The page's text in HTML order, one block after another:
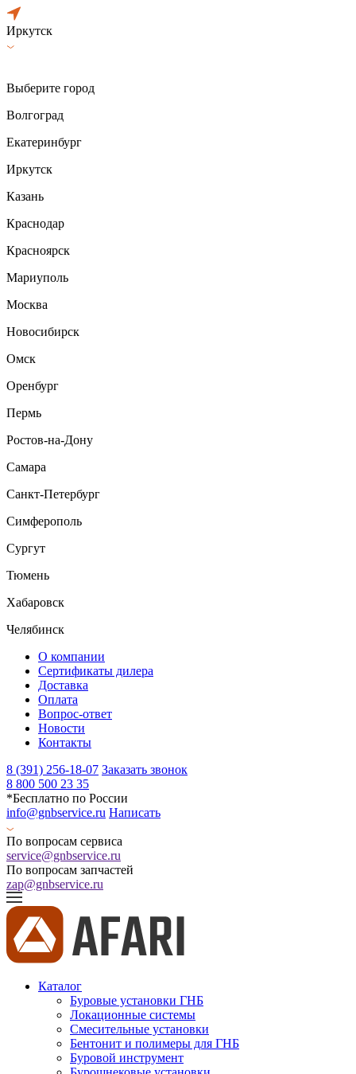
Иркутск
Выберите город
Волгоград
Екатеринбург
Иркутск
Казань
Краснодар
Красноярск
Мариуполь
Москва
Новосибирск
Омск
Оренбург
Пермь
Ростов-на-Дону
Самара
Санкт-Петербург
Симферополь
Сургут
Тюмень
Хабаровск
Челябинск
О компании
Сертификаты дилера
Доставка
Оплата
Вопрос-ответ
Новости
Контакты
8 (391) 256-18-07 Заказать звонок
8 800 500 23 35
*Бесплатно по России
info@gnbservice.ru Написать
По вопросам сервиса
service@gnbservice.ru
По вопросам запчастей
zap@gnbservice.ru
Каталог
Буровые установки ГНБ
Локационные системы
Смесительные установки
Бентонит и полимеры для ГНБ
Буровой инструмент